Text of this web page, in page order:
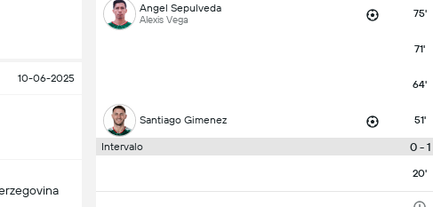
10-06-2025
Angel Sepulveda
Alexis Vega 75'
71'
64'
Santiago Gimenez 51'
Intervalo 0 - 1
20'